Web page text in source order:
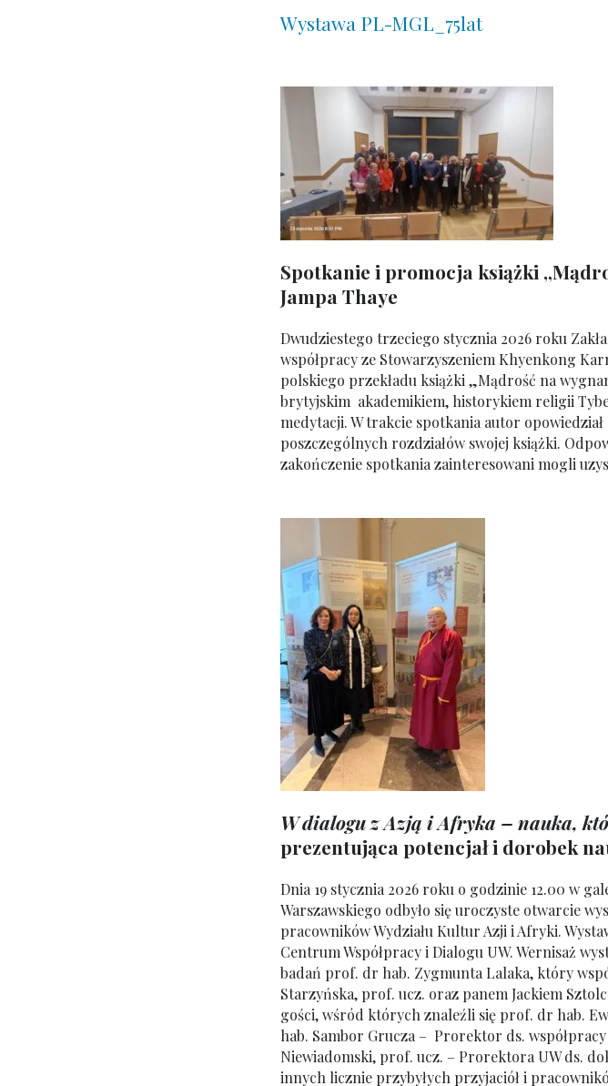
Wystawa PL-MGL_75lat
Spotkanie i promocja książki
Jampa Thaye
Dwudziestego trzeciego stycznia 2026 roku
współpracy ze Stowarzyszeniem Khyenkong
polskiego przekładu książki „Mądrość na
brytyjskim akademikiem, historykiem religii
medytacji. W trakcie spotkania autor
poszczególnych rozdziałów swojej książki.
zakończenie spotkania zainteresowani mogli
W dialogu z Azją i Afryka – nauka,
prezentująca potencjał i dorobek
Dnia 19 stycznia 2026 roku o godzinie 12.00 w
Warszawskiego odbyło się uroczyste otwarcie
pracowników Wydziału Kultur Azji i Afryki.
Centrum Współpracy i Dialogu UW. Wernisaż
badań prof. dr hab. Zygmunta Lalaka, który
Starzyńska, prof. ucz. oraz panem Jackiem
gości, wśród których znaleźli się prof. dr hab.
hab. Sambor Grucza – Prorektor ds.
Niewiadomski, prof. ucz. – Prorektora UW ds.
innych licznie przybyłych przyjaciół i